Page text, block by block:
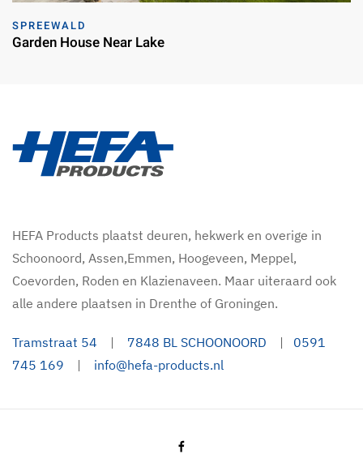
SPREEWALD
Garden House Near Lake
HEFA Products plaatst deuren, hekwerk en overige in
Schoonoord, Assen,Emmen, Hoogeveen, Meppel,
Coevorden, Roden en Klazienaveen. Maar uiteraard ook
alle andere plaatsen in Drenthe of Groningen.
Tramstraat 54 | 7848 BL SCHOONOORD | 0591
745 169 | info@hefa-products.nl